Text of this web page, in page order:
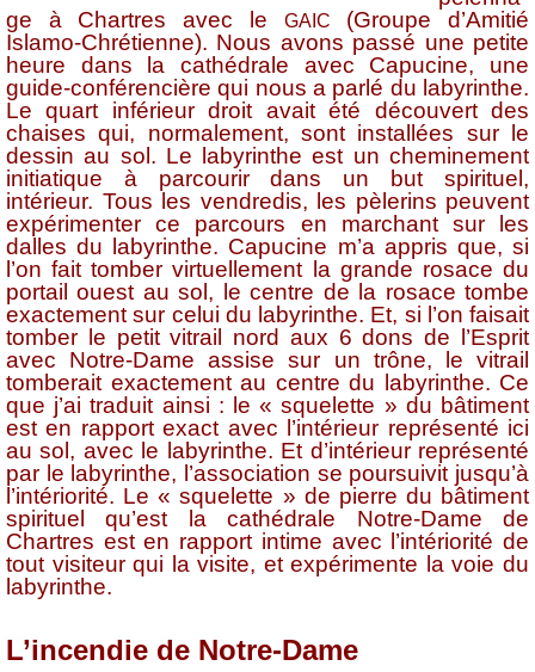
ge à Chartres avec le
GAIC
(Groupe d’Amitié
Islamo-Chrétienne). Nous avons passé une petite
heure dans la cathédrale avec Capucine, une
guide-conférencière qui nous a parlé du labyrinthe.
Le quart inférieur droit avait été découvert des
chaises qui, normalement, sont installées sur le
dessin au sol. Le labyrinthe est un cheminement
initiatique à parcourir dans un but spirituel,
intérieur. Tous les vendredis, les pèlerins peuvent
expérimenter ce parcours en marchant sur les
dalles du labyrinthe. Capucine m’a appris que, si
l’on fait tomber virtuellement la grande rosace du
portail ouest au sol, le centre de la rosace tombe
exactement sur celui du labyrinthe. Et, si l’on faisait
tomber le petit vitrail nord aux 6 dons de l’Esprit
avec Notre-Dame assise sur un trône, le vitrail
tomberait exactement au centre du labyrinthe. Ce
que j’ai traduit ainsi : le « squelette » du bâtiment
est en rapport exact avec l’intérieur représenté ici
au sol, avec le labyrinthe. Et d’intérieur représenté
par le labyrinthe, l’association se poursuivit jusqu’à
l’intériorité. Le « squelette » de pierre du bâtiment
spirituel qu’est la cathédrale Notre-Dame de
Chartres est en rapport intime avec l’intériorité de
tout visiteur qui la visite, et expérimente la voie du
labyrinthe.
L’incendie de Notre-Dame